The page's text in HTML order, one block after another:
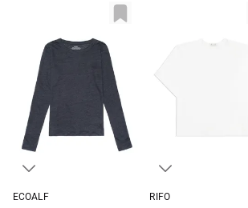
ECOALF
RIFO